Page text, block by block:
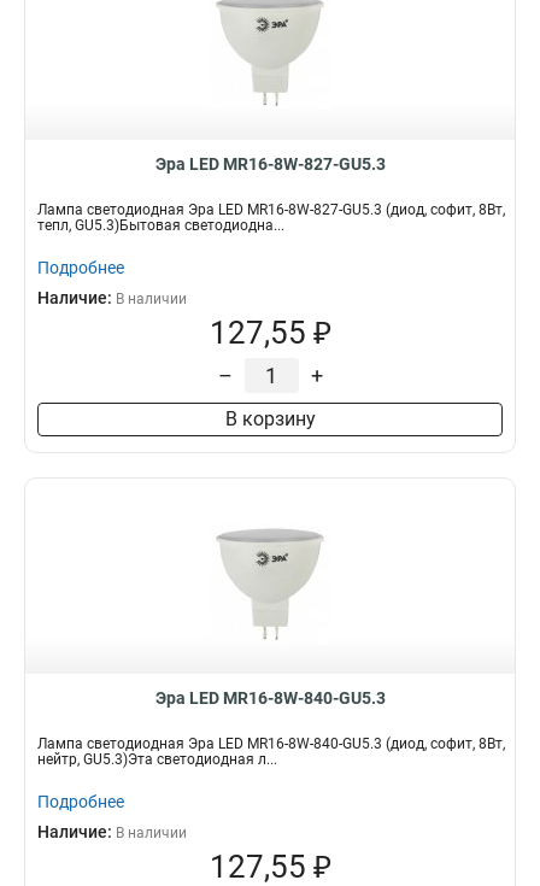
Эра LED MR16-8W-827-GU5.3
Лампа светодиодная Эра LED MR16-8W-827-GU5.3 (диод, софит, 8Вт,
тепл, GU5.3)Бытовая светодиодна...
Подробнее
Наличие: В наличии
127,55 ₽
– +
В корзину
Эра LED MR16-8W-840-GU5.3
Лампа светодиодная Эра LED MR16-8W-840-GU5.3 (диод, софит, 8Вт,
нейтр, GU5.3)Эта светодиодная л...
Подробнее
Наличие: В наличии
127,55 ₽